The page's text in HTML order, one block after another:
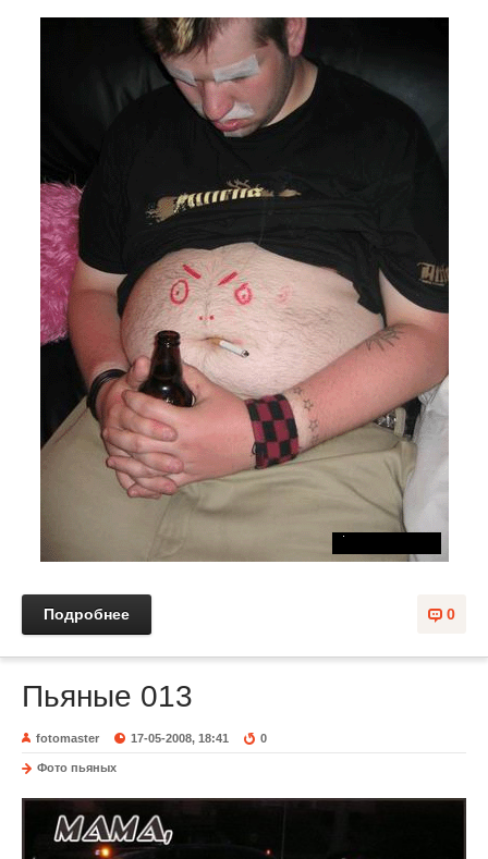
0
Подробнее
Пьяные 013
fotomaster 17-05-2008, 18:41 0
Фото пьяных